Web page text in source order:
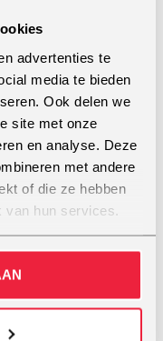
advertenties te
media te bieden
Ook delen we
site met onze
en analyse. Deze
met andere
of die ze hebben
hun services.